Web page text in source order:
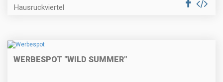
Hausruckviertel
WERBESPOT "WILD SUMMER"